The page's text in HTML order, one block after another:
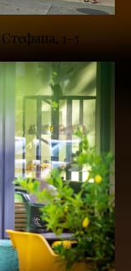
1–3